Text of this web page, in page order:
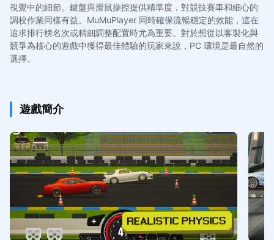
視覺中的細節。鍵盤與滑鼠操控提供精準度，對競技賽車和細心的
調校作業同樣有益。MuMuPlayer 同時確保流暢穩定的效能，這在
追求排行榜名次或精細調整配置時尤為重要。對於想從以客製化與
競爭為核心的遊戲中獲得最佳體驗的玩家來說，PC 環境是最自然的
選擇。
遊戲簡介